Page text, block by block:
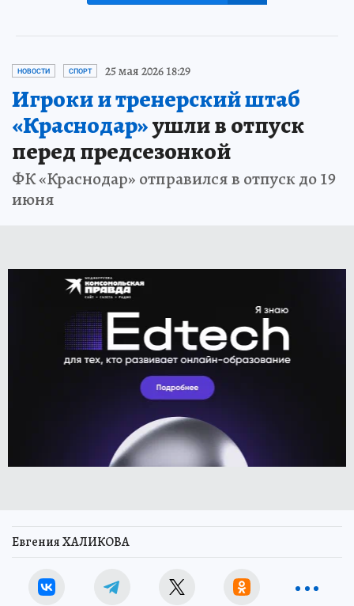
НОВОСТИ СПОРТ 25 мая 2026 18:29
Игроки и тренерский штаб
«Краснодар»ушли в отпуск
перед предсезонкой
ФК «Краснодар» отправился в отпуск до 19
июня
Евгения ХАЛИКОВА